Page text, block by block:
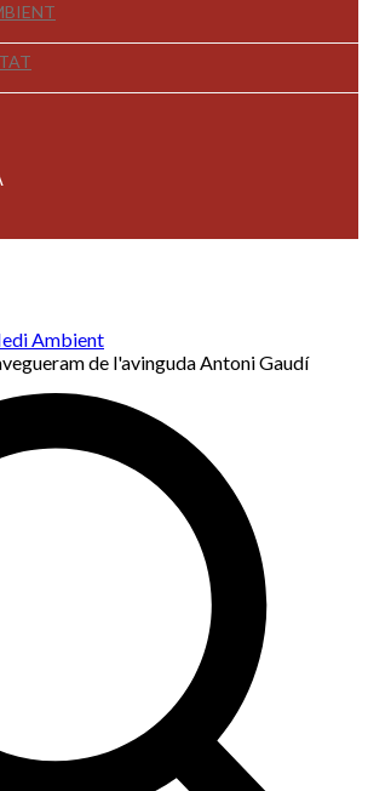
Ambient
de l'avinguda Antoni Gaudí